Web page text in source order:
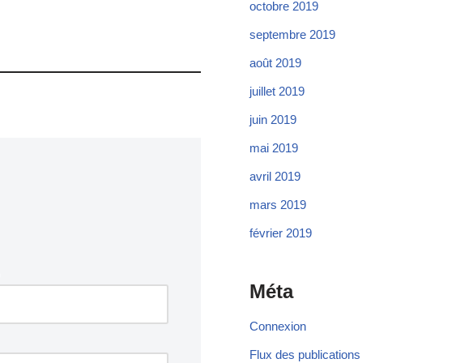
octobre 2019
septembre 2019
août 2019
juillet 2019
juin 2019
mai 2019
avril 2019
mars 2019
février 2019
Méta
Connexion
Flux des publications